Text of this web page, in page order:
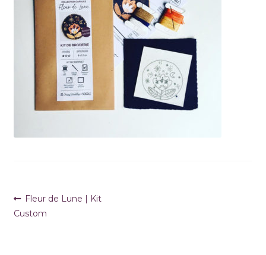
Navigation
de
Article
précédent :
Fleur de Lune | Kit
Custom